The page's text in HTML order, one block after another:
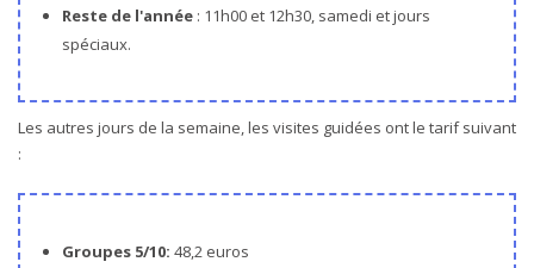
Reste de l'année : 11h00 et 12h30, samedi et jours
spéciaux.
Les autres jours de la semaine, les visites guidées ont le tarif suivant
:
Groupes 5/10: 48,2 euros